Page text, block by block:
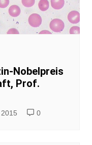
Nobelpreis
Prof.
0